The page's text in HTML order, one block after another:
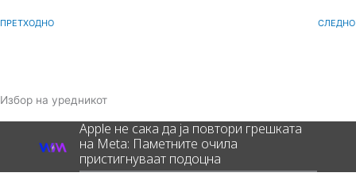
Prev
ПРЕТХОДНО СЛЕДНО
Избор на уредникот
Apple не сака да ја повтори грешката
на Meta: Паметните очила
пристигнуваат подоцна